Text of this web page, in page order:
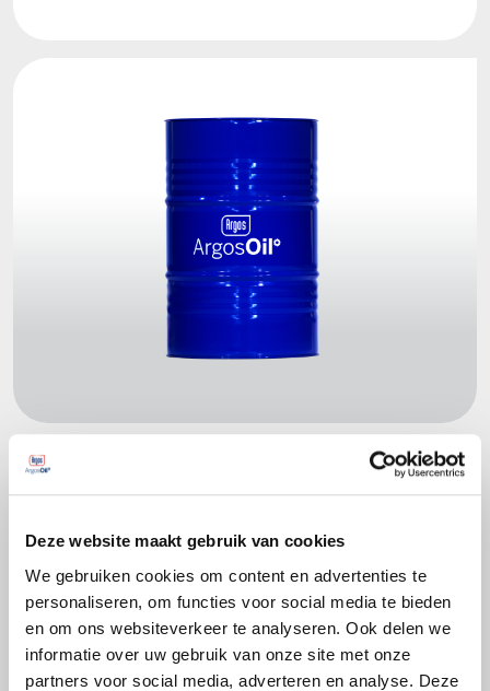
Deze website maakt gebruik van cookies
We gebruiken cookies om content en advertenties te
personaliseren, om functies voor social media te bieden
en om ons websiteverkeer te analyseren. Ook delen we
informatie over uw gebruik van onze site met onze
partners voor social media, adverteren en analyse. Deze
API SN Plus, SN-RC, SP
ACEA C5, C6
MB 229.71, 229.72
Renault RN17 FE
Jaguar / Land Rover STJLR.03.5006